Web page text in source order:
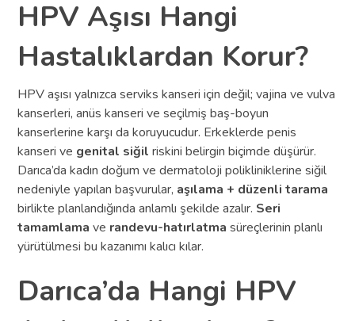
HPV Aşısı Hangi
Hastalıklardan Korur?
HPV aşısı yalnızca serviks kanseri için değil; vajina ve vulva
kanserleri, anüs kanseri ve seçilmiş baş-boyun
kanserlerine karşı da koruyucudur. Erkeklerde penis
kanseri ve genital siğil riskini belirgin biçimde düşürür.
Darıca’da kadın doğum ve dermatoloji polikliniklerine siğil
nedeniyle yapılan başvurular, aşılama + düzenli tarama
birlikte planlandığında anlamlı şekilde azalır. Seri
tamamlama ve randevu-hatırlatma süreçlerinin planlı
yürütülmesi bu kazanımı kalıcı kılar.
Darıca’da Hangi HPV